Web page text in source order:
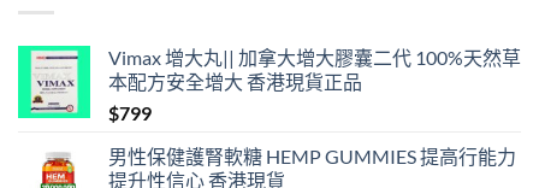
Vimax 增大丸|| 加拿大增大膠囊二代 100%天然草
本配方安全增大 香港現貨正品
$799
男性保健護腎軟糖 HEMP GUMMIES 提高行能力
提升性信心 香港現貨